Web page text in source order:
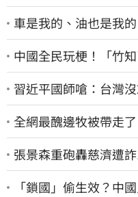
車是我的、油也是我
中國全民玩梗！「竹
習近平國師嗆：台灣
全網最醜邊牧被帶走
張景森重砲轟慈濟遭
什麼這麼好騙？
「鎖國」偷生效？中